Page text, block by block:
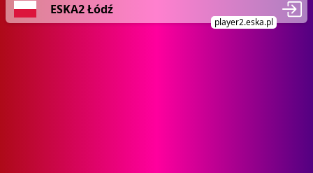
ESKA2 Łódź
player2.eska.pl